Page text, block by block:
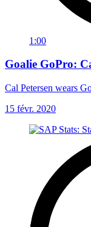
1:00
Goalie GoPro:
Cal Petersen wears
15 févr. 2020